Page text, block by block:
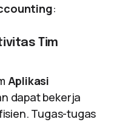
:
Tim
Aplikasi
dapat bekerja
Tugas-tugas